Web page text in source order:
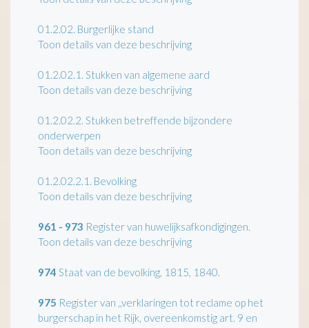
01.2.02. Burgerlijke stand
Toon details van deze beschrijving
01.2.02.1. Stukken van algemene aard
Toon details van deze beschrijving
01.2.02.2. Stukken betreffende bijzondere
onderwerpen
Toon details van deze beschrijving
01.2.02.2.1. Bevolking
Toon details van deze beschrijving
961 - 973 Register van huwelijksafkondigingen.
Toon details van deze beschrijving
974 Staat van de bevolking, 1815, 1840.
975 Register van ,,verklaringen tot reclame op het
burgerschap in het Rijk, overeenkomstig art. 9 en